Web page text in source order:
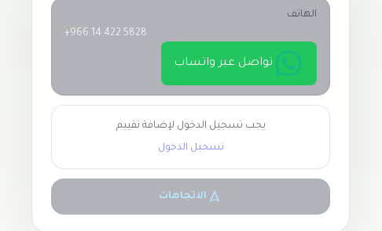
الهاتف
+966 14 422 5828
تواصل عبر واتساب
يجب تسجيل الدخول لإضافة تقييم
تسجيل الدخول
الاتجاهات